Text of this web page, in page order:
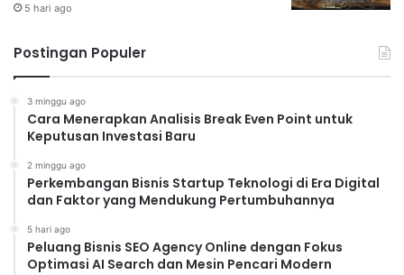
5 hari ago
Postingan Populer
3 minggu ago
Cara Menerapkan Analisis Break Even Point untuk
Keputusan Investasi Baru
2 minggu ago
Perkembangan Bisnis Startup Teknologi di Era Digital
dan Faktor yang Mendukung Pertumbuhannya
5 hari ago
Peluang Bisnis SEO Agency Online dengan Fokus
Optimasi AI Search dan Mesin Pencari Modern